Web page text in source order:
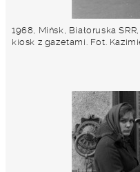
1968, Mińsk, Białoruska
kiosk z gazetami. Fot.